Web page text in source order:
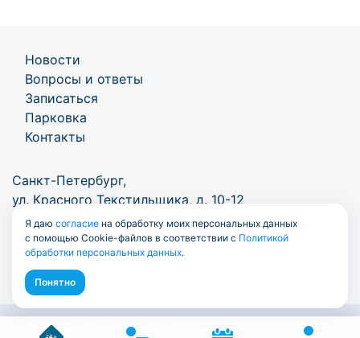
Новости
Вопросы и ответы
Записаться
Парковка
Контакты
Санкт-Петербург,
ул. Красного Текстильщика, д. 10-12
+7 (812) 777-1000/info@7771000.ru
© Единый центр документов 2009-2026
Я даю согласие на обработку моих персональных данных
с помощью Cookie-файлов в соответствии с Политикой
обработки персональных данных.
Понятно